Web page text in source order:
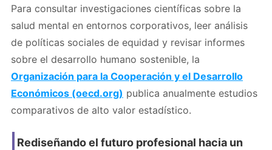
Para consultar investigaciones científicas sobre la
salud mental en entornos corporativos, leer análisis
de políticas sociales de equidad y revisar informes
sobre el desarrollo humano sostenible, la
Organización para la Cooperación y el Desarrollo
Económicos (oecd.org) publica anualmente estudios
comparativos de alto valor estadístico.
Rediseñando el futuro profesional hacia un